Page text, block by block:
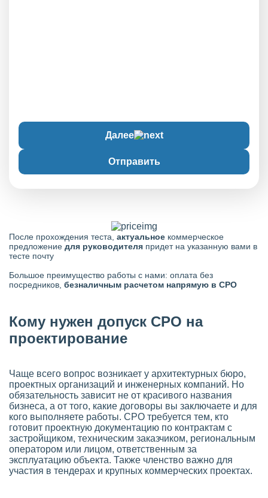
Далее
Отправить
После прохождения теста, актуальное коммерческое
предложение для руководителя придет на указанную вами в
тесте почту
Большое преимущество работы с нами: оплата без
посредников, безналичным расчетом напрямую в СРО
Кому нужен допуск СРО на
проектирование
Чаще всего вопрос возникает у архитектурных бюро,
проектных организаций и инженерных компаний. Но
обязательность зависит не от красивого названия
бизнеса, а от того, какие договоры вы заключаете и для
кого выполняете работы. СРО требуется тем, кто
готовит проектную документацию по контрактам с
застройщиком, техническим заказчиком, региональным
оператором или лицом, ответственным за
эксплуатацию объекта. Также членство важно для
участия в тендерах и крупных коммерческих проектах.